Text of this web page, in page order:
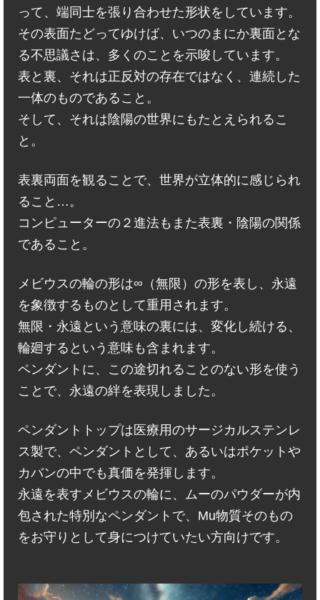
って、端同士を張り合わせた形状をしています。
その表面たどってゆけば、いつのまにか裏面とな
る不思議さは、多くのことを示唆しています。
表と裏、それは正反対の存在ではなく、連続した
一体のものであること。
そして、それは陰陽の世界にもたとえられるこ
と。
表裏両面を観ることで、世界が立体的に感じられ
ること…。
コンピューターの２進法もまた表裏・陰陽の関係
であること。
メビウスの輪の形は∞（無限）の形を表し、永遠
を象徴するものとして重用されます。
無限・永遠という意味の裏には、変化し続ける、
輪廻するという意味も含まれます。
ペンダントに、この途切れることのない形を使う
ことで、永遠の絆を表現しました。
ペンダントトップは医療用のサージカルステンレ
ス製で、ペンダントとして、あるいはポケットや
カバンの中でも真価を発揮します。
永遠を表すメビウスの輪に、ムーのパウダーが内
包された特別なペンダントで、Mu物質そのもの
をお守りとして身につけていたい方向けです。